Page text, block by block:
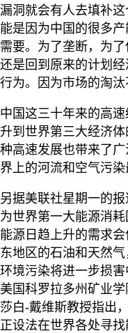
漏洞就会有人去填补
能是因为中国的很多
需要。为了垄断，为
还是回到原来的计划
行为。因为市场的淘
中国这三十年来的高
升到世界第三大经济
种高速发展也带来了
界上的河流和空气污染
另据美联社星期一的
为世界第一大能源消
能源日趋上升的需求
东地区的石油和天然
环境污染将进一步损害
美国科罗拉多州矿业
莎白-戴维斯教授指出
正设法在世界各处寻